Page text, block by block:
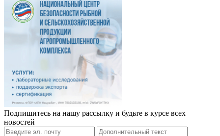
Подпишитесь на нашу рассылку и будьте в курсе всех
новостей